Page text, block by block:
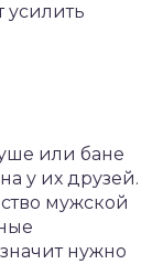
усилить
или бане
у их друзей.
мужской
нужно